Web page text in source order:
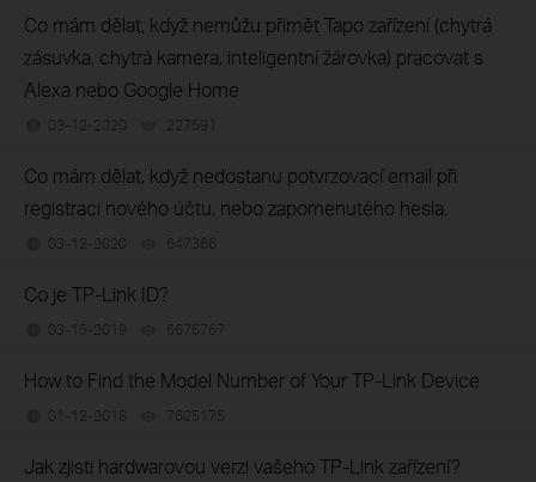
Co mám dělat, když nemůžu přimět Tapo zařízení (chytrá
zásuvka, chytrá kamera, inteligentní žárovka) pracovat s
Alexa nebo Google Home
03-12-2020 227591
Co mám dělat, když nedostanu potvrzovací email při
registraci nového účtu, nebo zapomenutého hesla.
03-12-2020 647366
Co je TP-Link ID?
03-15-2019 6676767
How to Find the Model Number of Your TP-Link Device
01-12-2018 7625175
Jak zjisti hardwarovou verzi vašeho TP-Link zařízení?